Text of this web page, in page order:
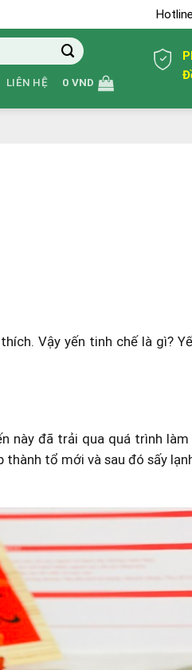
LIÊN HỆ 0 VND
Vậy yến tinh chế là gì?
đã trải qua quá trình
tổ mới và sau đó sấy